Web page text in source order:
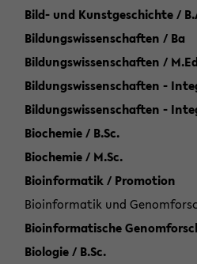
Bild- und Kunstgeschichte /
Bildungswissenschaften / Ba
Bildungswissenschaften /
Bildungswissenschaften -
Bildungswissenschaften -
Biochemie / B.Sc.
Biochemie / M.Sc.
Bioinformatik / Promotion
Bioinformatik und
Bioinformatische
Biologie / B.Sc.